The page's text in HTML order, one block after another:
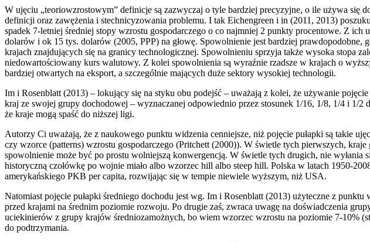
W ujęciu „teoriowzrostowym” definicje są zazwyczaj o tyle bardziej precyzyjne, o ile używa się
definicji oraz zawężenia i stechnicyzowania problemu. I tak Eichengreen i in (2011, 2013)
spadek 7-letniej średniej stopy wzrostu gospodarczego o co najmniej 2 punkty procentowe. Z
dolarów i ok 15 tys. dolarów (2005, PPP) na głowę. Spowolnienie jest bardziej
krajach znajdujących się na granicy technologicznej. Spowolnieniu sprzyja także wysoka stopa
niedowartościowany kurs walutowy. Z kolei spowolnienia są wyraźnie rzadsze w krajach o
bardziej otwartych na eksport, a szczególnie mających duże sektory wysokiej technologii.
Im i Rosenblatt (2013) – lokujący się na styku obu podejść – uważają z kolei, że używanie
kraj ze swojej grupy dochodowej – wyznaczanej odpowiednio przez stosunek 1/16, 1/8, 1/4 i 1/
że kraje mogą spaść do niższej ligi.
Autorzy Ci uważają, że z naukowego punktu widzenia cenniejsze, niż pojęcie pułapki są takie
czy wzorce (patterns) wzrostu gospodarczego (Pritchett (2000)). W świetle tych pierwszych,
spowolnienie może być po prostu wolniejszą konwergencją. W świetle tych drugich, nie
historyczną czołówkę po wojnie miało albo wzorzec hill albo steep hill. Polska w latach 1950-
amerykańskiego PKB per capita, rozwijając się w tempie niewiele wyższym, niż USA.
Natomiast pojęcie pułapki średniego dochodu jest wg. Im i Rosenblatt (2013) użyteczne z
przed krajami na średnim poziomie rozwoju. Po drugie zaś, zwraca uwagę na doświadczenia
uciekinierów z grupy krajów średniozamożnych, bo wiem wzorzec wzrostu na poziomie 7-10%
do podtrzymania.